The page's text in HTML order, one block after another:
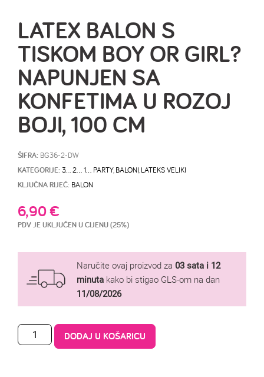
LATEX BALON S
TISKOM BOY OR GIRL?
NAPUNJEN SA
KONFETIMA U ROZOJ
BOJI, 100 CM
ŠIFRA: BG36-2-DW
KATEGORIJE: 3… 2… 1… PARTY, BALONI LATEKS VELIKI
KLJUČNA RIJEČ: BALON
6,90€
PDV JE UKLJUČEN U CIJENU (25%)
Naručite ovaj proizvod za 03 sata i 12
minuta kako bi stigao GLS-om na dan
11/08/2026
DODAJ U KOŠARICU